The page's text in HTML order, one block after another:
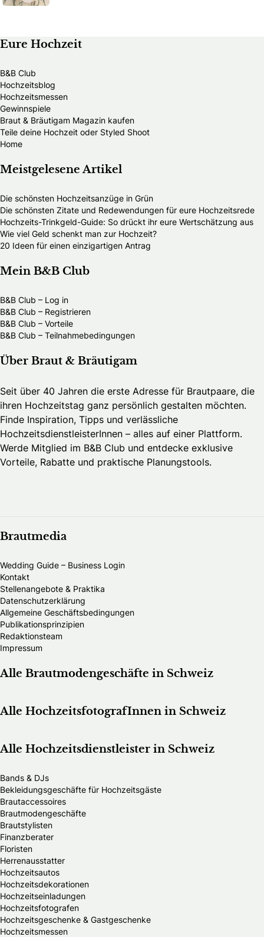
Eure Hochzeit
B&B Club
Hochzeitsblog
Hochzeitsmessen
Gewinnspiele
Braut & Bräutigam Magazin kaufen
Teile deine Hochzeit oder Styled Shoot
Home
Meistgelesene Artikel
Die schönsten Hochzeitsanzüge in Grün
Die schönsten Zitate und Redewendungen für eure Hochzeitsrede
Hochzeits-Trinkgeld-Guide: So drückt ihr eure Wertschätzung aus
Wie viel Geld schenkt man zur Hochzeit?
20 Ideen für einen einzigartigen Antrag
Mein B&B Club
B&B Club – Log in
B&B Club – Registrieren
B&B Club – Vorteile
B&B Club – Teilnahmebedingungen
Über Braut & Bräutigam
Seit über 40 Jahren die erste Adresse für Brautpaare, die
ihren Hochzeitstag ganz persönlich gestalten möchten.
Finde Inspiration, Tipps und verlässliche
HochzeitsdienstleisterInnen – alles auf einer Plattform.
Werde Mitglied im B&B Club und entdecke exklusive
Vorteile, Rabatte und praktische Planungstools.
Brautmedia
Wedding Guide – Business Login
Kontakt
Stellenangebote & Praktika
Datenschutzerklärung
Allgemeine Geschäftsbedingungen
Publikationsprinzipien
Redaktionsteam
Impressum
Alle Brautmodengeschäfte in Schweiz
Alle HochzeitsfotografInnen in Schweiz
Alle Hochzeitsdienstleister in Schweiz
Bands & DJs
Bekleidungsgeschäfte für Hochzeitsgäste
Brautaccessoires
Brautmodengeschäfte
Brautstylisten
Finanzberater
Floristen
Herrenausstatter
Hochzeitsautos
Hochzeitsdekorationen
Hochzeitseinladungen
Hochzeitsfotografen
Hochzeitsgeschenke & Gastgeschenke
Hochzeitsmessen